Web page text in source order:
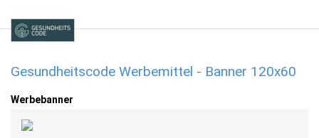
Gesundheitscode Werbemittel - Banner 120x60
Werbebanner